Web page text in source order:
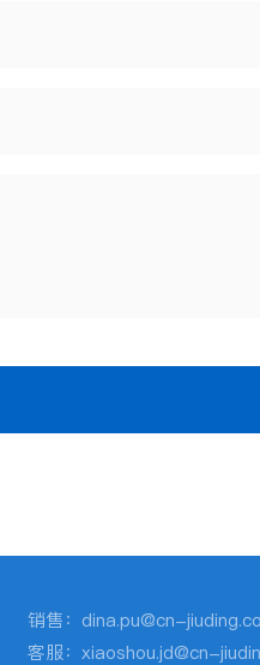
销售： dina.pu@cn-
客服：xiaoshou.jd@cn-